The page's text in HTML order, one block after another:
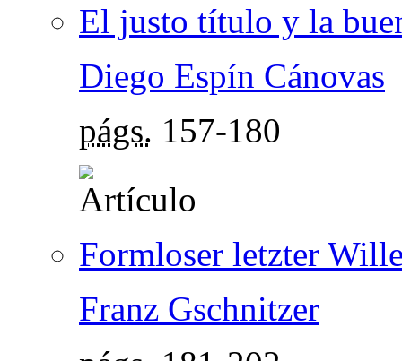
El justo título y la
Diego Espín Cánovas
págs. 157-180
Formloser letzter
Franz Gschnitzer